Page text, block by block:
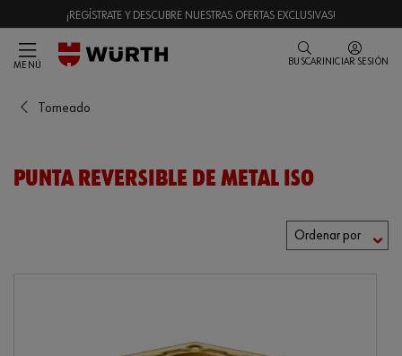
¡REGÍSTRATE Y DESCUBRE NUESTRAS OFERTAS EXCLUSIVAS!
MENÚ BUSCAR INICIAR SESIÓN
Torneado
PUNTA REVERSIBLE DE METAL ISO